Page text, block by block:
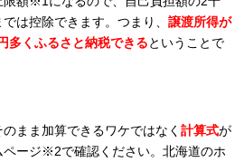
は控除できます。つまり、 譲渡所得が
多くふるさと納税できるということで
まま加算できるワケではなく 計算式が
ページ※2で確認ください。北海道のホ